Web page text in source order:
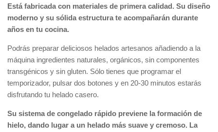
Está fabricada con materiales de primera calidad. Su diseño
moderno y su sólida estructura te acompañarán durante
años en tu cocina.
Podrás preparar deliciosos helados artesanos añadiendo a la
máquina ingredientes naturales, orgánicos, sin componentes
transgénicos y sin gluten. Sólo tienes que programar el
temporizador, pulsar dos botones y en 20-30 minutos estarás
disfrutando tu helado casero.
Su sistema de congelado rápido previene la formación de
hielo, dando lugar a un helado más suave y cremoso. La